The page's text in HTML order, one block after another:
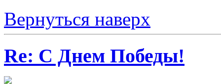
Вернуться наверх
Re: С Днем Победы!